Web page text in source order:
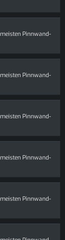
Pinnwand-
Pinnwand-
Pinnwand-
Pinnwand-
Pinnwand-